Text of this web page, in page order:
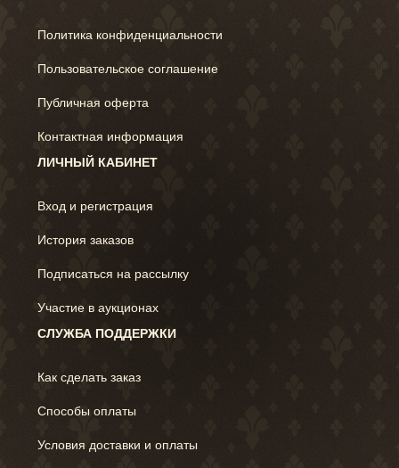
Политика конфиденциальности
Пользовательское соглашение
Публичная оферта
Контактная информация
ЛИЧНЫЙ КАБИНЕТ
Вход и регистрация
История заказов
Подписаться на рассылку
Участие в аукционах
СЛУЖБА ПОДДЕРЖКИ
Как сделать заказ
Способы оплаты
Условия доставки и оплаты